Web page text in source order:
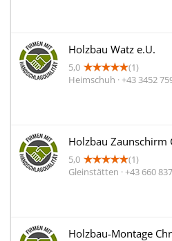
Holzbau Watz e.U.
5,0
(1)
Heimschuh · +43 3452
Holzbau Zaunschirm
5,0
(1)
Gleinstätten · +43 660
Holzbau-Montage